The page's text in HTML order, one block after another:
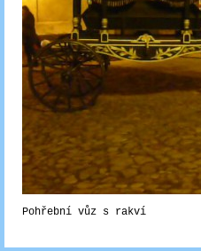
Pohřební vůz s rakví